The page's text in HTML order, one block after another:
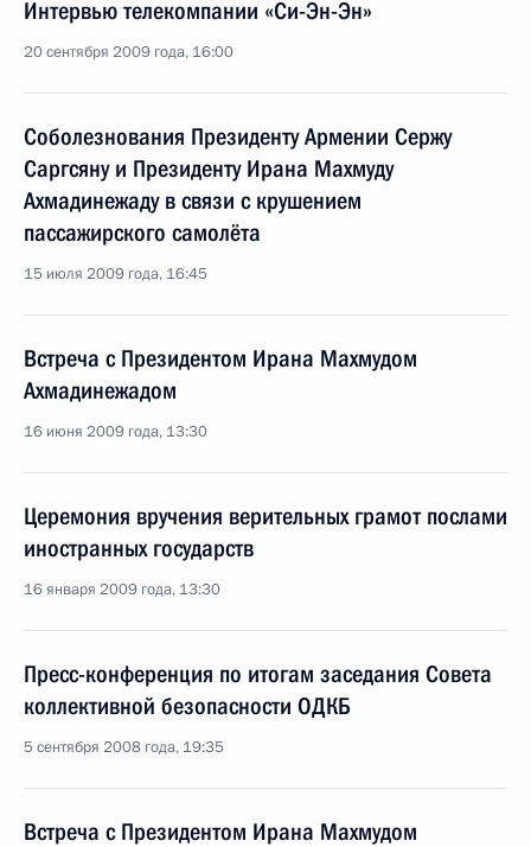
Интервью телекомпании «Си-Эн-Эн»
20 сентября 2009 года, 16:00
Соболезнования Президенту Армении Сержу
Саргсяну и Президенту Ирана Махмуду
Ахмадинежаду в связи с крушением
пассажирского самолёта
15 июля 2009 года, 16:45
Встреча с Президентом Ирана Махмудом
Ахмадинежадом
16 июня 2009 года, 13:30
Церемония вручения верительных грамот послами
иностранных государств
16 января 2009 года, 13:30
Пресс-конференция по итогам заседания Совета
коллективной безопасности ОДКБ
5 сентября 2008 года, 19:35
Встреча с Президентом Ирана Махмудом